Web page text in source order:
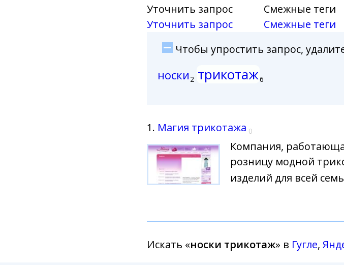
Уточнить запрос
Уточнить запрос
Смежные теги
Смежные теги
Чтобы упростить запрос,
носки 2 трикотаж6
1. Магия трикотажа 0
Компания,
розницу модной
изделий для всей
Искать «носки трикотаж» в Гугле,